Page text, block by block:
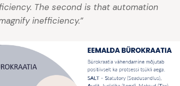
The second is that automation
inefficiency.”